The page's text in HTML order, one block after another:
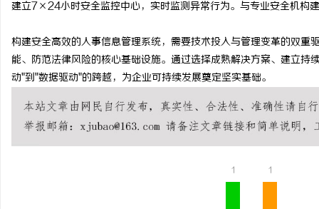
建立7×24小时安全监控中心，实时监测异常行为。与专业安全机构
构建安全高效的人事信息管理系统，需要技术投入与管理变革的双
能、防范法律风险的核心基础设施。通过选择成熟解决方案、建立
动"到"数据驱动"的跨越，为企业可持续发展奠定坚实基础。
1 1